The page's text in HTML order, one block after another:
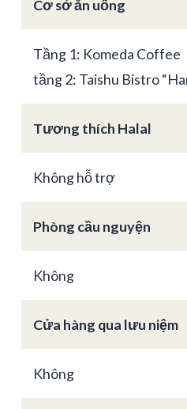
Cơ sở ăn uống
Tầng 1: Komeda Coffee
tầng 2: Taishu Bistro
Tương thích Halal
Không hỗ trợ
Phòng cầu nguyện
Không
Cửa hàng qua lưu niệm
Không